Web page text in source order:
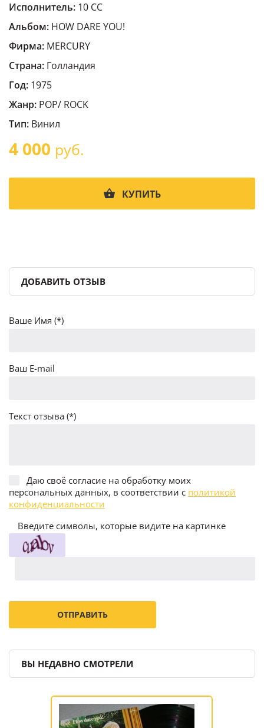
Исполнитель: 10 CC
Альбом: HOW DARE YOU!
Фирма: MERCURY
Страна: Голландия
Год: 1975
Жанр: POP/ ROCK
Тип: Винил
4 000 руб.
КУПИТЬ
ДОБАВИТЬ ОТЗЫВ
Ваше Имя (*)
Ваш E-mail
Текст отзыва (*)
Даю своё согласие на обработку моих
персональных данных, в соответствии с политикой
конфиденциальности
Введите символы, которые видите на картинке
ВЫ НЕДАВНО СМОТРЕЛИ